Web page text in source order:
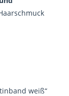
weiß“